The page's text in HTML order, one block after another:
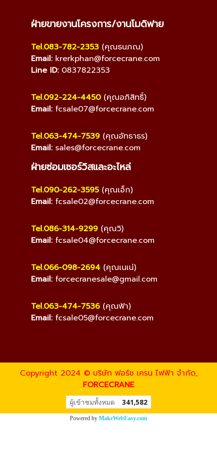
ฝ่ายขายงานโครงการ/งานโมดิฟาย
Tel.083-782-2353 (คุณธนภณ)
Email: krerkphan@forcecrane.com
Line ID:0837822353
Tel.092-224-4450(คุณอภิสิทธิ์)
Email: fcsale07@forcecrane.com
Tel.063-474-7539 (คุณอัทธาธร)
Email: sales@forcecrane.com
ฝ่ายซ่อมเซอร์วิสและอะไหล่
Tel.090-262-3595(คุณเอ็ก)
Email: fcsale02@forcecrane.com
Tel.086-314-9299 (คุณวิ)
Email: fcsale04@forcecrane.com
Tel.066-098-2694 (คุณเนเน่)
Email: forcecranesale@gmail.com
Tel.063-474-7536(คุณฟ้า)
Email: fcsale05@forcecrane.com
Copyright 2024 © บริษัท ฟอร์ช เครน ไฟฟ้า จำกัด,
FORCECRANE
ผู้เข้าชมวันนี้ 1
Powered by MakeWebEasy.com